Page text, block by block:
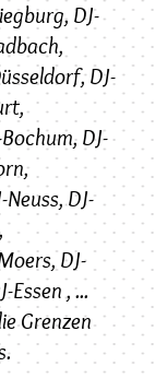
, DJ-
,
,DJ-
,
Bochum, DJ-
,
Neuss,DJ-
,
,DJ-
Essen, ...
Grenzen